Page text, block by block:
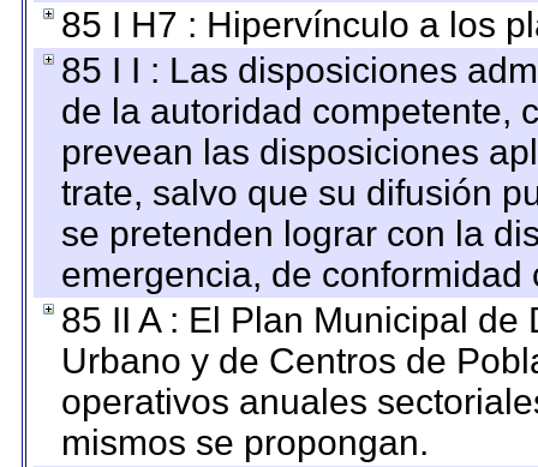
85 I H7 : Hipervínculo a los
85 I I : Las disposiciones
de la autoridad competente,
prevean las disposiciones
trate, salvo que su difusión
se pretenden lograr con la
emergencia, de
85 II A : El Plan Municipal
Urbano y de Centros de
operativos anuales
mismos se propongan.